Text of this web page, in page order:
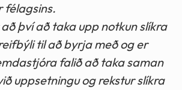
félagsins.
því að taka upp notkun slíkra
til að byrja með og er
falið að taka saman
uppsetningu og rekstur slíkra